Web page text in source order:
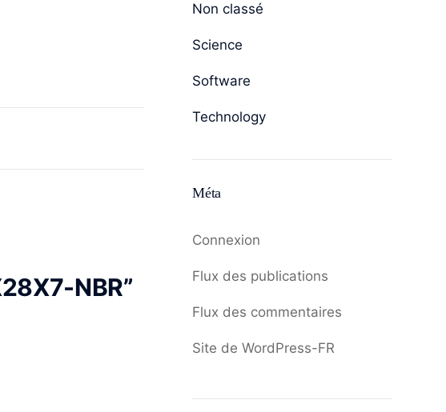
NBR”
Non classé
Science
Software
Technology
Méta
Connexion
Flux des publications
Flux des commentaires
Site de WordPress-FR